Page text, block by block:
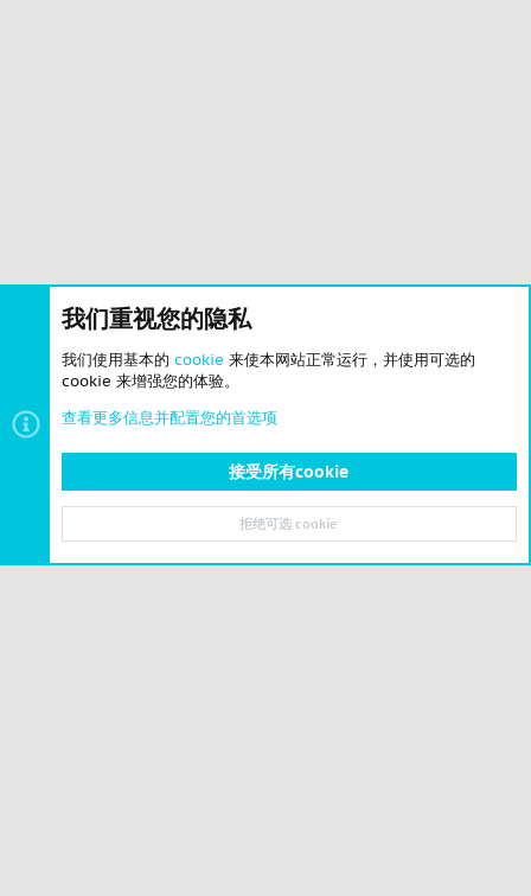
顶部 底部
我们重视您的隐私
我们使用基本的 cookie 来使本网站正常运行，并使用可选的
cookie 来增强您的体验。
查看更多信息并配置您的首选项
接受所有cookie
拒绝可选 cookie